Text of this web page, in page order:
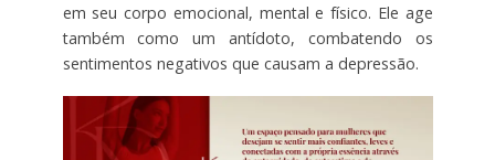
em seu corpo emocional, mental e físico. Ele age
também como um antídoto, combatendo os
sentimentos negativos que causam a depressão.